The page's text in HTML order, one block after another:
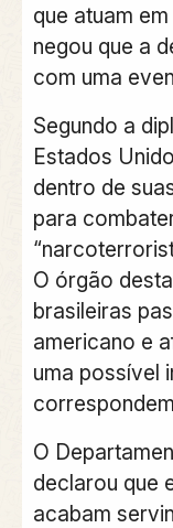
que atuam
negou que a
com uma
Segundo a
Estados
dentro de
para
O órgão
brasileiras
americano e
uma possível
O
declarou que
acabam